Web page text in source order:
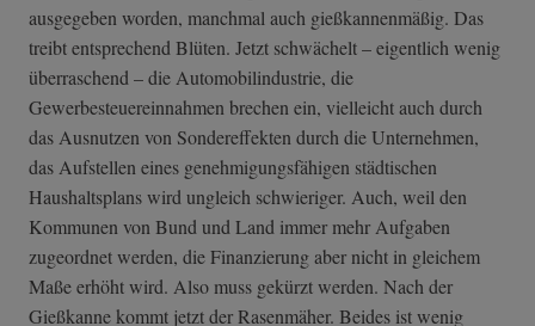
ausgegeben worden, manchmal auch gießkannenmäßig. Das
treibt entsprechend Blüten. Jetzt schwächelt – eigentlich wenig
überraschend – die Automobilindustrie, die
Gewerbesteuereinnahmen brechen ein, vielleicht auch durch
das Ausnutzen von Sondereffekten durch die Unternehmen,
das Aufstellen eines genehmigungsfähigen städtischen
Haushaltsplans wird ungleich schwieriger. Auch, weil den
Kommunen von Bund und Land immer mehr Aufgaben
zugeordnet werden, die Finanzierung aber nicht in gleichem
Maße erhöht wird. Also muss gekürzt werden. Nach der
Gießkanne kommt jetzt der Rasenmäher. Beides ist wenig